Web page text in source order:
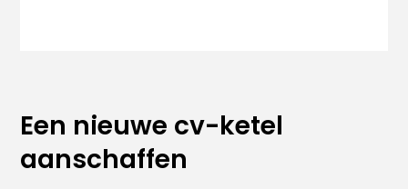
Een nieuwe cv-ketel
aanschaffen